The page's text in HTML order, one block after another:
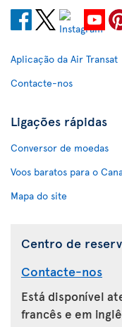
Aplicação da Air Transat
Contacte-nos
Ligações rápidas
Conversor de moedas
Voos baratos para o
Mapa do site
Centro de
Contacte-nos
Está disponível
francês e em